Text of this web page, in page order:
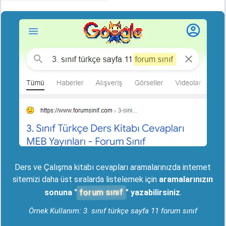
Ders ve Çalışma kitabı cevapları aramalarınızda internet
sitemizi daha üst sıralarda listelemek için aramalarınızın
sonuna " forum sınıf " yazabilirsiniz.
Örnek Kullanım: 3. sınıf türkçe sayfa 11 forum sınıf